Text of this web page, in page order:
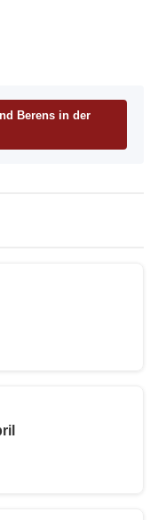
Berens in der